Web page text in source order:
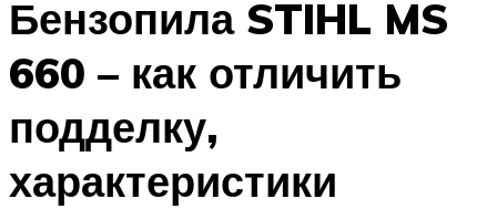
Бензопила STIHL MS
660 – как отличить
подделку,
характеристики